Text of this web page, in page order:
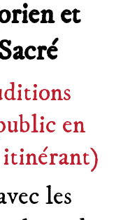
et
en
itinérant)
les